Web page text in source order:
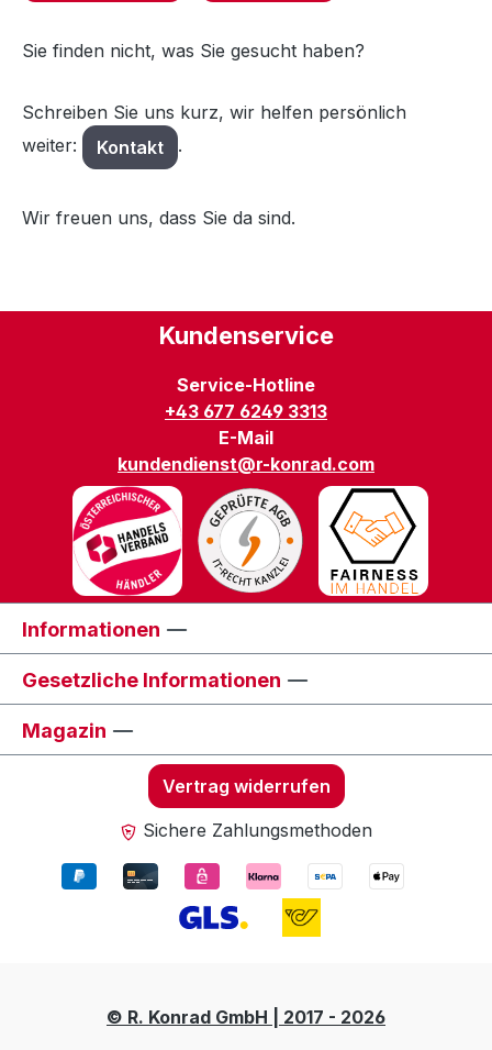
Sie finden nicht, was Sie gesucht haben?
Schreiben Sie uns kurz, wir helfen persönlich
weiter:
Kontakt .
Wir freuen uns, dass Sie da sind.
Kundenservice
Service-Hotline
+43 677 6249 3313
E-Mail
kundendienst@r-konrad.com
Informationen
Gesetzliche Informationen
Magazin
Vertrag widerrufen
Sichere Zahlungsmethoden
© R. Konrad GmbH | 2017 - 2026